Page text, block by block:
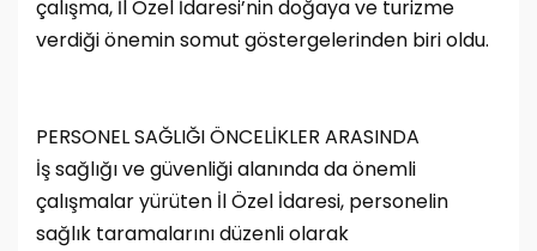
çalışma, İl Özel İdaresi’nin doğaya ve turizme
verdiği önemin somut göstergelerinden biri oldu.
PERSONEL SAĞLIĞI ÖNCELİKLER ARASINDA
İş sağlığı ve güvenliği alanında da önemli
çalışmalar yürüten İl Özel İdaresi, personelin
sağlık taramalarını düzenli olarak